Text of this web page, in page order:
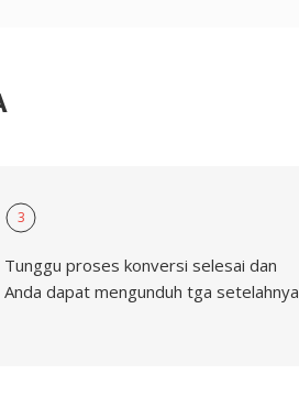
3
Tunggu proses konversi selesai dan
Anda dapat mengunduh tga setelahnya